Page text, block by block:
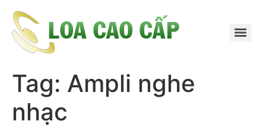
Tag: Ampli nghe
nhạc